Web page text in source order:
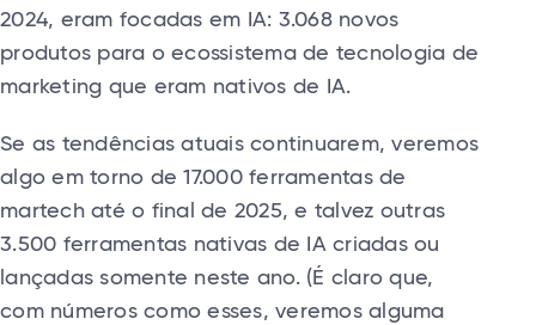
2024, eram focadas em IA: 3.068 novos
produtos para o ecossistema de tecnologia de
marketing que eram nativos de IA.
Se as tendências atuais continuarem, veremos
algo em torno de 17.000 ferramentas de
martech até o final de 2025, e talvez outras
3.500 ferramentas nativas de IA criadas ou
lançadas somente neste ano. (É claro que,
com números como esses, veremos alguma